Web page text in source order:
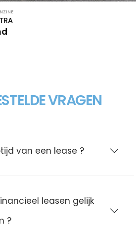
VRAGEN
van een lease ?
leasen gelijk
?